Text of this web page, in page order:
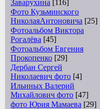
Заварухина [116]
Фото Кузьминского
НиколаяАнтоновича [25]
Фотоальбом Виктора
Рогалёва [45]
Фотоальбом Евгения
Прокопенко [29]
Дербан Сергей
Николаевич фото [4]
Ильиных Валерий
Михайлович фото [47]
фото Юрия Мамаева [29]